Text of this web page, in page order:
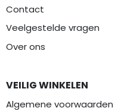
Contact
Veelgestelde vragen
Over ons
VEILIG WINKELEN
Algemene voorwaarden